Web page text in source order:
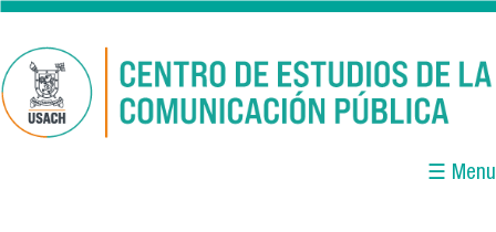
Pasar al contenido principal
☰ Menu